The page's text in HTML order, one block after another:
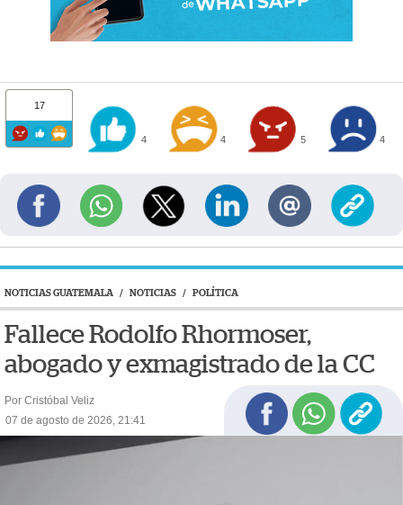
17
4 4 5 4
NOTICIAS GUATEMALA / NOTICIAS / POLÍTICA
Fallece Rodolfo Rhormoser,
abogado y exmagistrado de la CC
Por Cristóbal Veliz
07 de agosto de 2026, 21:41